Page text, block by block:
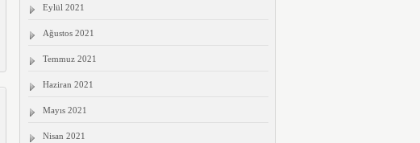
Eylül 2021
Ağustos 2021
Temmuz 2021
Haziran 2021
Mayıs 2021
Nisan 2021